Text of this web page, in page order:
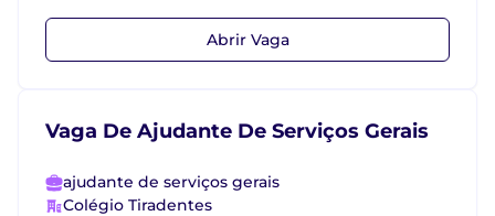
Abrir Vaga
Vaga De Ajudante De Serviços Gerais
ajudante de serviços gerais
Colégio Tiradentes